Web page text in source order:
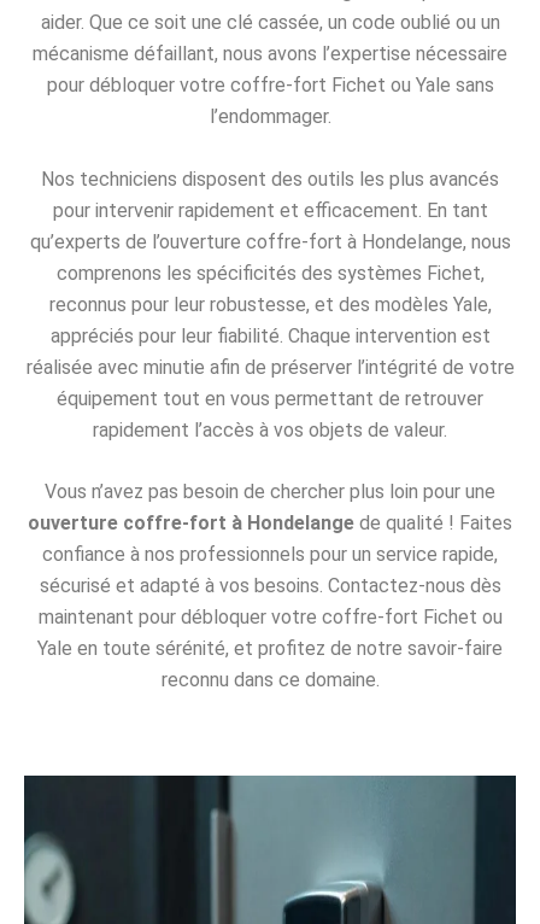
aider. Que ce soit une clé cassée, un code oublié ou un
mécanisme défaillant, nous avons l’expertise nécessaire
pour débloquer votre coffre-fort Fichet ou Yale sans
l’endommager.
Nos techniciens disposent des outils les plus avancés
pour intervenir rapidement et efficacement. En tant
qu’experts de l’ouverture coffre-fort à Hondelange, nous
comprenons les spécificités des systèmes Fichet,
reconnus pour leur robustesse, et des modèles Yale,
appréciés pour leur fiabilité. Chaque intervention est
réalisée avec minutie afin de préserver l’intégrité de votre
équipement tout en vous permettant de retrouver
rapidement l’accès à vos objets de valeur.
Vous n’avez pas besoin de chercher plus loin pour une
ouverture coffre-fort à Hondelange de qualité ! Faites
confiance à nos professionnels pour un service rapide,
sécurisé et adapté à vos besoins. Contactez-nous dès
maintenant pour débloquer votre coffre-fort Fichet ou
Yale en toute sérénité, et profitez de notre savoir-faire
reconnu dans ce domaine.